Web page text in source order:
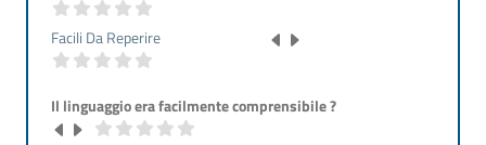
Facili Da Reperire
Il linguaggio era facilmente comprensibile ?